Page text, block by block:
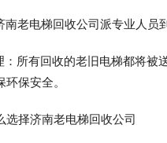
南老电梯回收公司派专业人员
：所有回收的老旧电梯都将被
保安全。
选择济南老电梯回收公司